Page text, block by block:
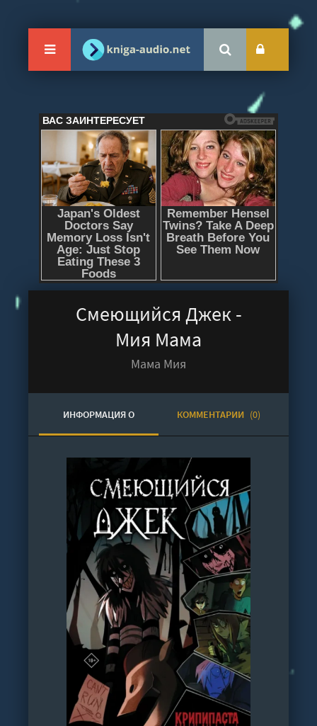
Смеющийся Джек -
Мия Мама
Мама Мия
ИНФОРМАЦИЯ О
АУДИОКНИГЕ
КОММЕНТАРИИ (0)